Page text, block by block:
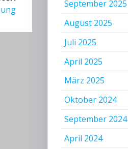
September 2025
August 2025
Juli 2025
April 2025
März 2025
Oktober 2024
September 2024
April 2024